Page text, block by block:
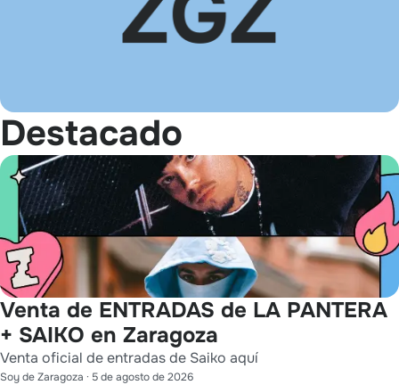
Destacado
Venta de ENTRADAS de LA PANTERA
+ SAIKO en Zaragoza
Venta oficial de entradas de Saiko aquí
Soy de Zaragoza · 5 de agosto de 2026